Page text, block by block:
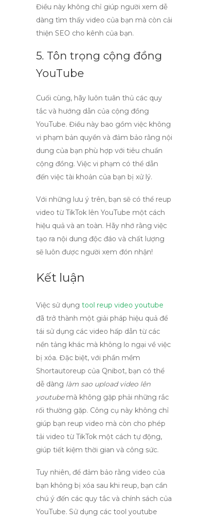
Điều này không chỉ giúp người xem dễ
dàng tìm thấy video của bạn mà còn cải
thiện SEO cho kênh của bạn.
5. Tôn trọng cộng đồng
YouTube
Cuối cùng, hãy luôn tuân thủ các quy
tắc và hướng dẫn của cộng đồng
YouTube. Điều này bao gồm việc không
vi phạm bản quyền và đảm bảo rằng nội
dung của bạn phù hợp với tiêu chuẩn
cộng đồng. Việc vi phạm có thể dẫn
đến việc tài khoản của bạn bị xử lý.
Với những lưu ý trên, bạn sẽ có thể reup
video từ TikTok lên YouTube một cách
hiệu quả và an toàn. Hãy nhớ rằng việc
tạo ra nội dung độc đáo và chất lượng
sẽ luôn được người xem đón nhận!
Kết luận
Việc sử dụng tool reup video youtube
đã trở thành một giải pháp hiệu quả để
tái sử dụng các video hấp dẫn từ các
nền tảng khác mà không lo ngại về việc
bị xóa. Đặc biệt, với phần mềm
Shortautoreup của Qnibot, bạn có thể
dễ dàng làm sao upload video lên
youtubemà không gặp phải những rắc
rối thường gặp. Công cụ này không chỉ
giúp bạn reup video mà còn cho phép
tải video từ TikTok một cách tự động,
giúp tiết kiệm thời gian và công sức.
Tuy nhiên, để đảm bảo rằng video của
bạn không bị xóa sau khi reup, bạn cần
chú ý đến các quy tắc và chính sách của
YouTube. Sử dụng các tool youtube